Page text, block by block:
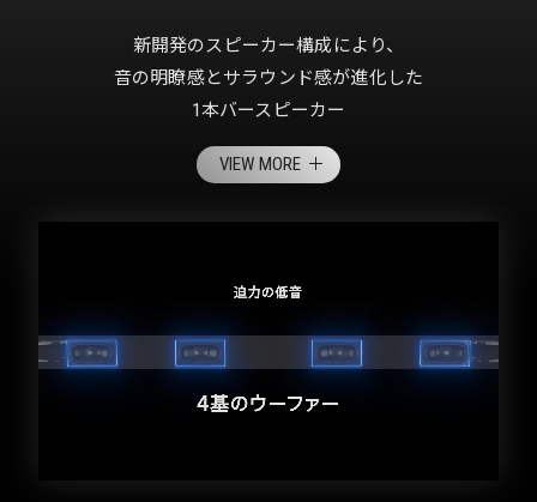
新開発のスピーカー構成により、
音の明瞭感とサラウンド感が進化した
1本バースピーカー
VIEW MORE